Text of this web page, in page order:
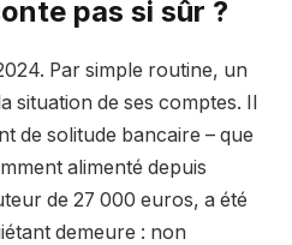
pas si sûr ?
Par simple routine, un
situation de ses comptes. Il
de solitude bancaire – que
alimenté depuis
de 27 000 euros, a été
demeure : non